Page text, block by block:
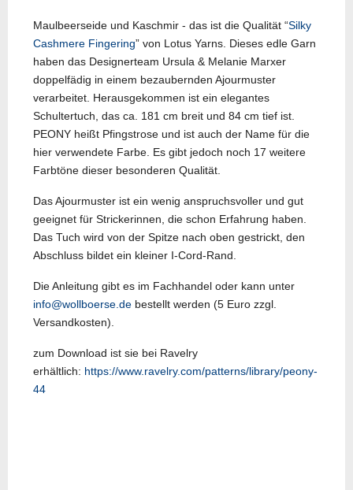
Maulbeerseide und Kaschmir - das ist die Qualität “Silky
Cashmere Fingering” von Lotus Yarns. Dieses edle Garn
haben das Designerteam Ursula & Melanie Marxer
doppelfädig in einem bezaubernden Ajourmuster
verarbeitet. Herausgekommen ist ein elegantes
Schultertuch, das ca. 181 cm breit und 84 cm tief ist.
PEONY heißt Pfingstrose und ist auch der Name für die
hier verwendete Farbe. Es gibt jedoch noch 17 weitere
Farbtöne dieser besonderen Qualität.
Das Ajourmuster ist ein wenig anspruchsvoller und gut
geeignet für Strickerinnen, die schon Erfahrung haben.
Das Tuch wird von der Spitze nach oben gestrickt, den
Abschluss bildet ein kleiner I-Cord-Rand.
Die Anleitung gibt es im Fachhandel oder kann unter
info@wollboerse.de bestellt werden (5 Euro zzgl.
Versandkosten).
zum Download ist sie bei Ravelry
erhältlich: https://www.ravelry.com/patterns/library/peony-
44